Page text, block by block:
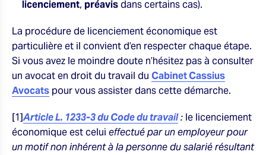
licenciement, préavisdans certains cas).
La procédure de licenciement économique est
particulière et il convient d’en respecter chaque étape.
Si vous avez le moindre doute n’hésitez pas à consulter
un avocat en droit du travail du Cabinet Cassius
Avocats pour vous assister dans cette démarche.
[1]Article L. 1233-3 du Code du travail: le licenciement
économique est celui effectué par un employeur pour
un motif non inhérent à la personne du salarié résultant